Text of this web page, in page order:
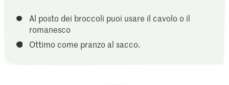
Al posto dei broccoli puoi usare il cavolo o il
romanesco
Ottimo come pranzo al sacco.